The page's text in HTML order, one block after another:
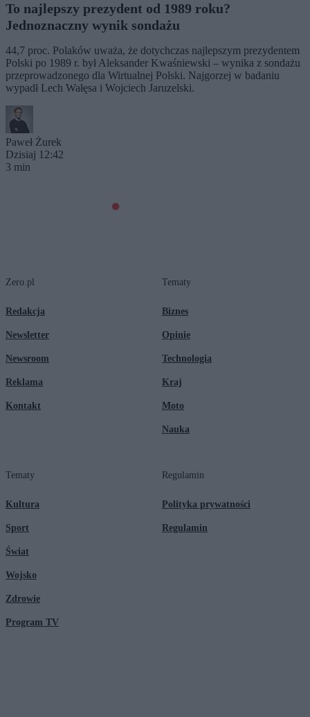
To najlepszy prezydent od 1989 roku?
Jednoznaczny wynik sondażu
44,7 proc. Polaków uważa, że dotychczas najlepszym prezydentem
Polski po 1989 r. był Aleksander Kwaśniewski – wynika z sondażu
przeprowadzonego dla Wirtualnej Polski. Najgorzej w badaniu
wypadł Lech Wałęsa i Wojciech Jaruzelski.
Paweł Żurek
Dzisiaj 12:42
3 min
Zero.pl
Redakcja
Newsletter
Newsroom
Reklama
Kontakt
Tematy
Biznes
Opinie
Technologia
Kraj
Moto
Nauka
Tematy
Kultura
Sport
Świat
Wojsko
Zdrowie
Program TV
Regulamin
Polityka prywatności
Regulamin